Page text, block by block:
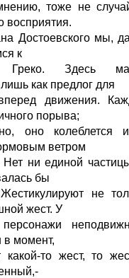
тоже не
восприятия.
Достоевского мы,
к
Греко. Здесь
как предлог для
вперед движения.
порыва;
оно колеблется
ветром
ни единой
бы
не
жест. У
в момент,
какой-то жест, то